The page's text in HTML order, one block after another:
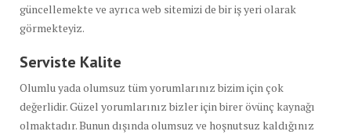
güncellemekte ve ayrıca web sitemizi de bir iş yeri olarak
görmekteyiz.
Serviste Kalite
Olumlu yada olumsuz tüm yorumlarınız bizim için çok
değerlidir. Güzel yorumlarınız bizler için birer övünç kaynağı
olmaktadır. Bunun dışında olumsuz ve hoşnutsuz kaldığınız